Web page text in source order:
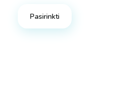
Pasirinkti